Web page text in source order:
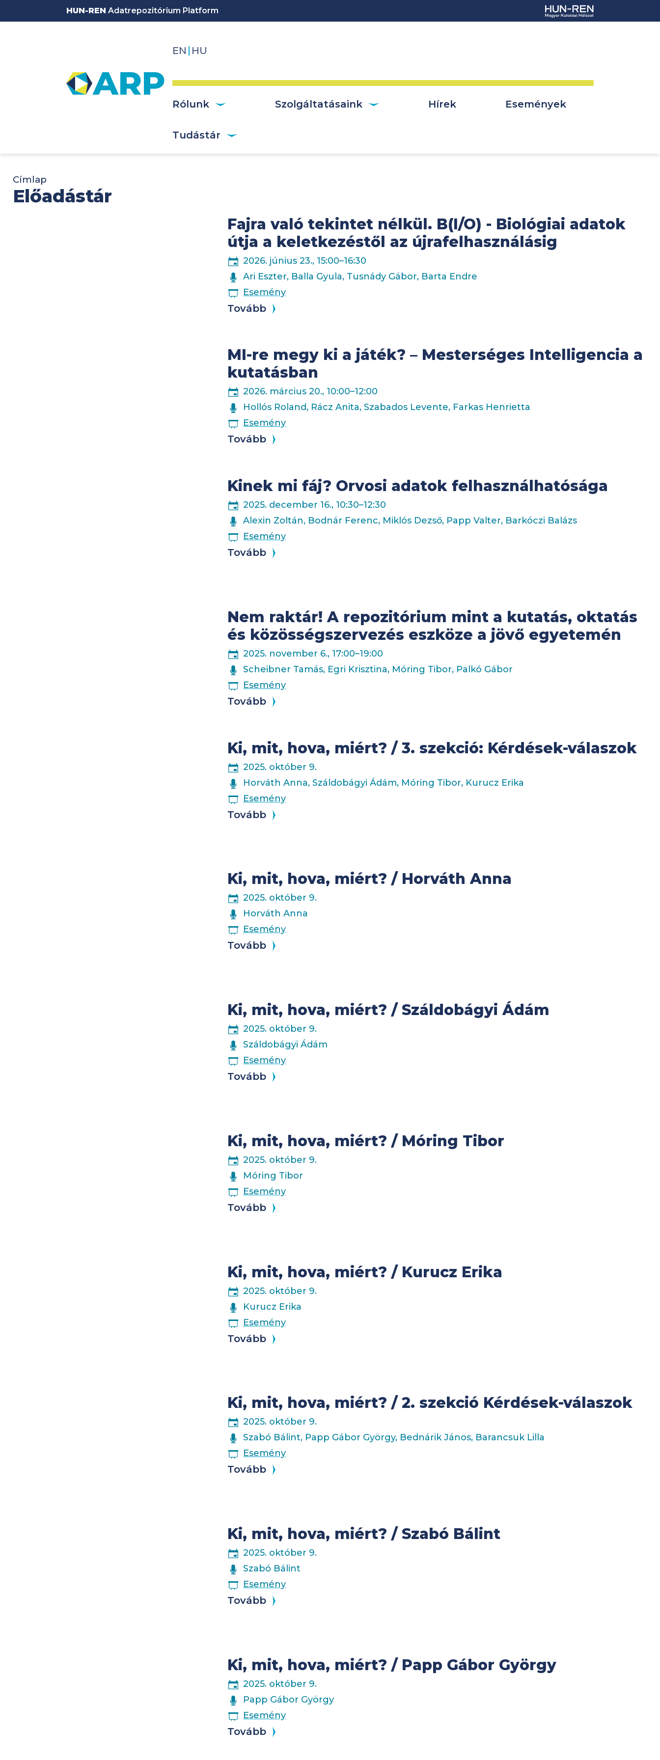
Ugrás a tartalomra
HUN-REN Adatrepozitórium Platform
EN HU
Rólunk Szolgáltatásaink Hírek Események
Tudástár
Címlap
Előadástár
Fajra való tekintet nélkül. B(I/O) - Biológiai adatok
útja a keletkezéstől az újrafelhasználásig
2026. június 23., 15:00–16:30
ELŐADÓK
Ari Eszter, Balla Gyula, Tusnády Gábor, Barta Endre
ESEMÉNY
Esemény
Tovább
MI-re megy ki a játék? – Mesterséges Intelligencia a
kutatásban
2026. március 20., 10:00–12:00
ELŐADÓK
Hollós Roland, Rácz Anita, Szabados Levente, Farkas Henrietta
ESEMÉNY
Esemény
Tovább
Kinek mi fáj? Orvosi adatok felhasználhatósága
2025. december 16., 10:30–12:30
ELŐADÓK
Alexin Zoltán, Bodnár Ferenc, Miklós Dezső, Papp Valter, Barkóczi Balázs
ESEMÉNY
Esemény
Tovább
Nem raktár! A repozitórium mint a kutatás, oktatás
és közösségszervezés eszköze a jövő egyetemén
2025. november 6., 17:00–19:00
ELŐADÓK
Scheibner Tamás, Egri Krisztina, Móring Tibor, Palkó Gábor
ESEMÉNY
Esemény
Tovább
Ki, mit, hova, miért? / 3. szekció: Kérdések-válaszok
2025. október 9.
ELŐADÓK
Horváth Anna, Száldobágyi Ádám, Móring Tibor, Kurucz Erika
ESEMÉNY
Esemény
Tovább
Ki, mit, hova, miért? / Horváth Anna
2025. október 9.
ELŐADÓK
Horváth Anna
ESEMÉNY
Esemény
Tovább
Ki, mit, hova, miért? / Száldobágyi Ádám
2025. október 9.
ELŐADÓK
Száldobágyi Ádám
ESEMÉNY
Esemény
Tovább
Ki, mit, hova, miért? / Móring Tibor
2025. október 9.
ELŐADÓK
Móring Tibor
ESEMÉNY
Esemény
Tovább
Ki, mit, hova, miért? / Kurucz Erika
2025. október 9.
ELŐADÓK
Kurucz Erika
ESEMÉNY
Esemény
Tovább
Ki, mit, hova, miért? / 2. szekció Kérdések-válaszok
2025. október 9.
ELŐADÓK
Szabó Bálint, Papp Gábor György, Bednárik János, Barancsuk Lilla
ESEMÉNY
Esemény
Tovább
Ki, mit, hova, miért? / Szabó Bálint
2025. október 9.
ELŐADÓK
Szabó Bálint
ESEMÉNY
Esemény
Tovább
Ki, mit, hova, miért? / Papp Gábor György
2025. október 9.
ELŐADÓK
Papp Gábor György
ESEMÉNY
Esemény
Tovább